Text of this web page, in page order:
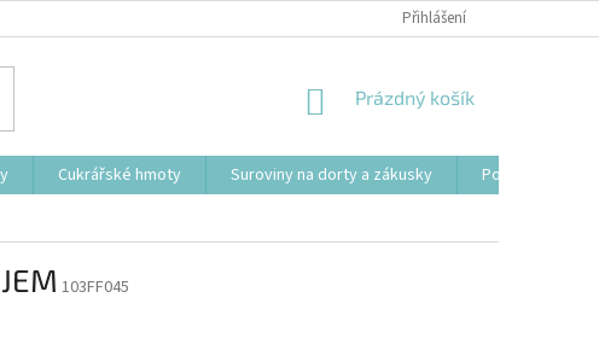
Přihlášení
NÁKUPNÍ
Prázdný košík
Cukrářské hmoty Suroviny na dorty a zákusky
Podložky, tácy
103FF045